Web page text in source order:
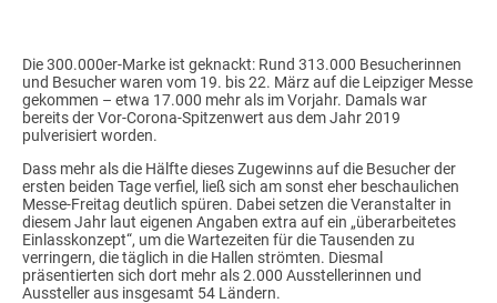
Die 300.000er-Marke ist geknackt: Rund 313.000 Besucherinnen
und Besucher waren vom 19. bis 22. März auf die Leipziger Messe
gekommen – etwa 17.000 mehr als im Vorjahr. Damals war
bereits der Vor-Corona-Spitzenwert aus dem Jahr 2019
pulverisiert worden.
Dass mehr als die Hälfte dieses Zugewinns auf die Besucher der
ersten beiden Tage verfiel, ließ sich am sonst eher beschaulichen
Messe-Freitag deutlich spüren. Dabei setzen die Veranstalter in
diesem Jahr laut eigenen Angaben extra auf ein „überarbeitetes
Einlasskonzept“, um die Wartezeiten für die Tausenden zu
verringern, die täglich in die Hallen strömten. Diesmal
präsentierten sich dort mehr als 2.000 Ausstellerinnen und
Aussteller aus insgesamt 54 Ländern.